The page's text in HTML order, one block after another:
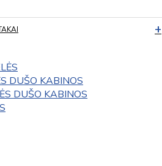
DUŠO KABINOS
DUŠO KABINOS